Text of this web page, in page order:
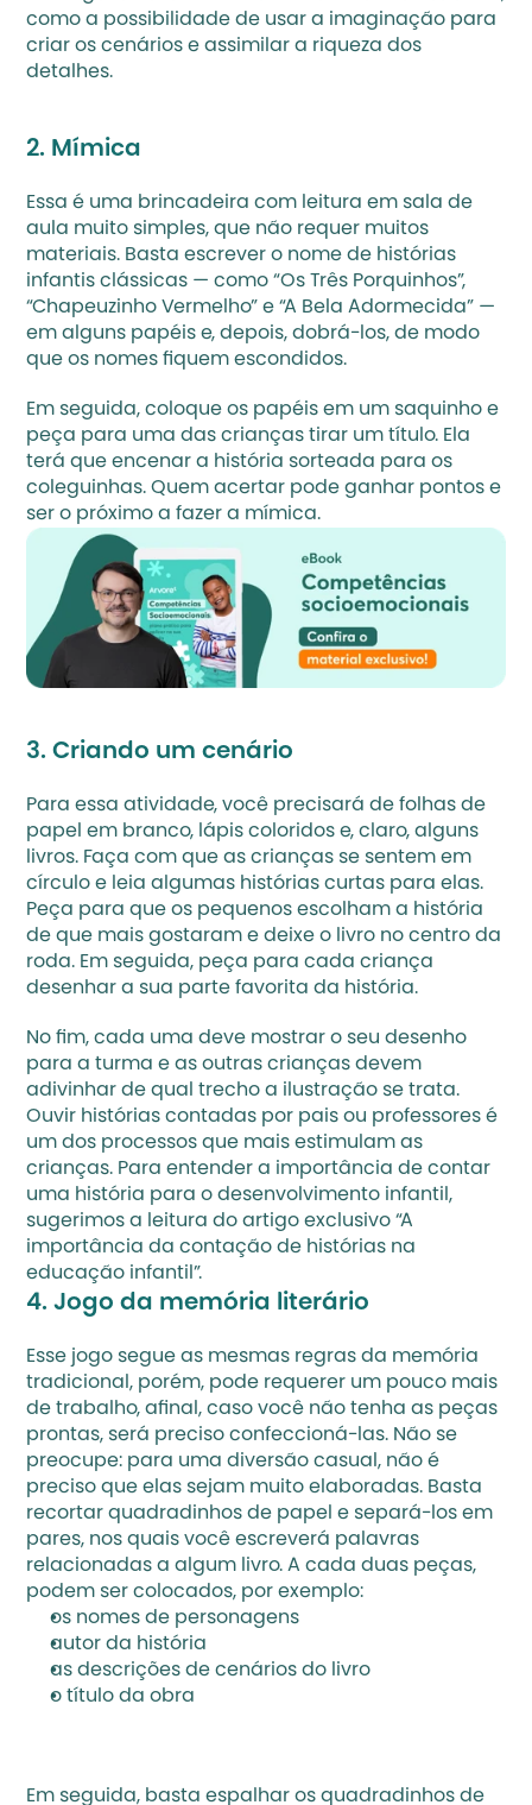
como a possibilidade de usar a imaginação para
criar os cenários e assimilar a riqueza dos
detalhes.
2. Mímica
Essa é uma brincadeira com leitura em sala de
aula muito simples, que não requer muitos
materiais. Basta escrever o nome de histórias
infantis clássicas — como “Os Três Porquinhos”,
“Chapeuzinho Vermelho” e “A Bela Adormecida” —
em alguns papéis e, depois, dobrá-los, de modo
que os nomes fiquem escondidos.
Em seguida, coloque os papéis em um saquinho e
peça para uma das crianças tirar um título. Ela
terá que encenar a história sorteada para os
coleguinhas. Quem acertar pode ganhar pontos e
ser o próximo a fazer a mímica.
3. Criando um cenário
Para essa atividade, você precisará de folhas de
papel em branco, lápis coloridos e, claro, alguns
livros. Faça com que as crianças se sentem em
círculo e leia algumas histórias curtas para elas.
Peça para que os pequenos escolham a história
de que mais gostaram e deixe o livro no centro da
roda. Em seguida, peça para cada criança
desenhar a sua parte favorita da história.
No fim, cada uma deve mostrar o seu desenho
para a turma e as outras crianças devem
adivinhar de qual trecho a ilustração se trata.
Ouvir histórias contadas por pais ou professores é
um dos processos que mais estimulam as
crianças. Para entender a importância de contar
uma história para o desenvolvimento infantil,
sugerimos a leitura do artigo exclusivo “A
importância da contação de histórias na
educação infantil”.
4. Jogo da memória literário
Esse jogo segue as mesmas regras da memória
tradicional, porém, pode requerer um pouco mais
de trabalho, afinal, caso você não tenha as peças
prontas, será preciso confeccioná-las. Não se
preocupe: para uma diversão casual, não é
preciso que elas sejam muito elaboradas. Basta
recortar quadradinhos de papel e separá-los em
pares, nos quais você escreverá palavras
relacionadas a algum livro. A cada duas peças,
podem ser colocados, por exemplo:
os nomes de personagens
autor da história
as descrições de cenários do livro
o título da obra
Em seguida, basta espalhar os quadradinhos de